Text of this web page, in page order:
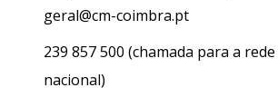
geral@cm-coimbra.pt
239 857 500 (chamada para a
nacional)